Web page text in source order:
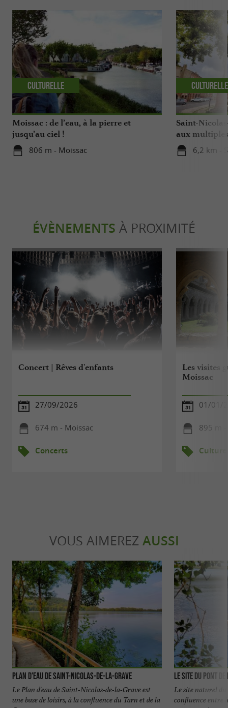
Moissac : de l’eau, à la pierre et
jusqu’au ciel !
806 m - Moissac
Culturelle
Saint-
aux
6,2 km -
Culturelle
ÉVÈNEMENTS À PROXIMITÉ
Concert | Rêves d'enfants
27/09/2026
674 m - Moissac
Concerts
Les visites
Moissac
01/01/
895 m
Culture
VOUS AIMEREZ AUSSI
Plan d'eau de Saint-Nicolas-de-la-Grave
Le Plan d'eau de Saint-Nicolas-de-la-Grave est
une base de loisirs, à la confluence du Tarn et de la
Le site du Pont
Le site naturel
confluence entre